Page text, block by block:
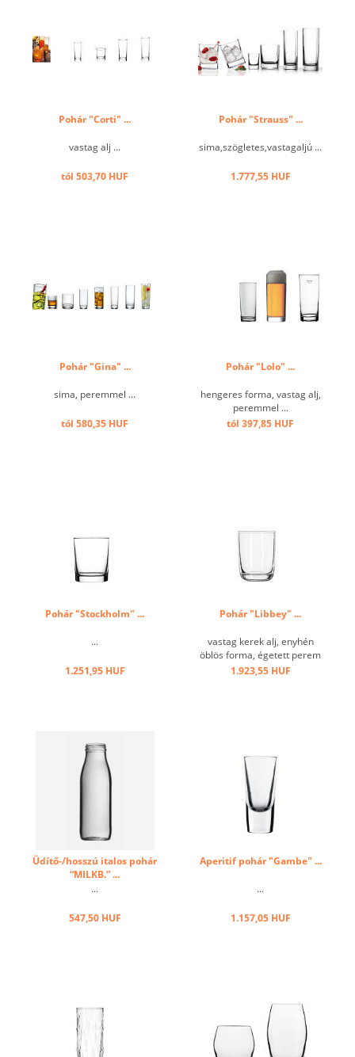
Pohár "Corti" ...
vastag alj ...
tól 503,70 HUF
Pohár "Strauss" ...
sima,szögletes,vastagaljú ...
1.777,55 HUF
Pohár "Gina" ...
sima, peremmel ...
tól 580,35 HUF
Pohár "Lolo" ...
hengeres forma, vastag alj,
peremmel ...
tól 397,85 HUF
Pohár "Stockholm" ...
...
1.251,95 HUF
Pohár "Libbey" ...
vastag kerek alj, enyhén
öblös forma, égetett perem
...
1.923,55 HUF
Üdítő-/hosszú italos pohár
“MILKB.” ...
...
547,50 HUF
Aperitif pohár "Gambe" ...
...
1.157,05 HUF